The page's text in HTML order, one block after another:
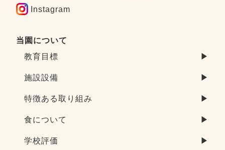
Instagram
当園について
教育目標
▶
施設設備 ▶
特徴ある取り組み ▶
食について ▶
学校評価 ▶